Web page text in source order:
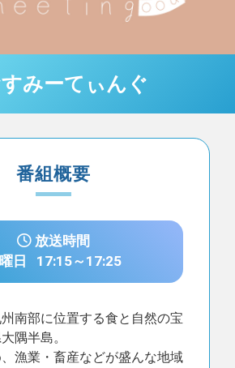
みーてぃんぐ
番組概要
放送時間
日
17:15～17:25
南部に位置する食と自然の宝
隅半島。
漁業・畜産などが盛んな地域